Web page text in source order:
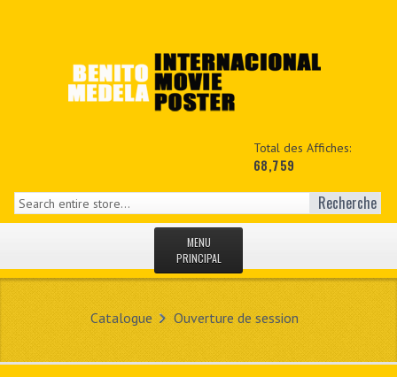
Total des Affiches:
68,759
Recherche
MENU
PRINCIPAL
MON COPTE
Catalogue Ouverture de session